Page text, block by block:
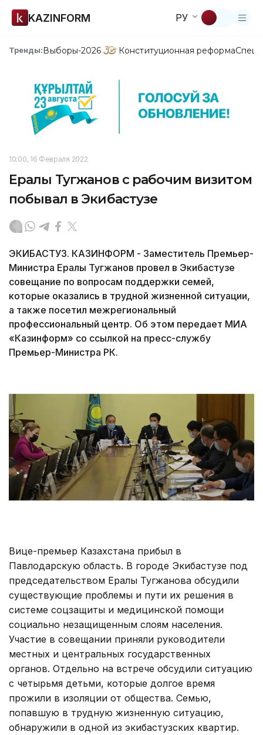
KAZINFORM РУ
Тренды:Выборы-2026 Конституционная реформа
10:00, 16 Февраля 2022
Ералы Тугжанов с рабочим визитом
побывал в Экибастузе
ЭКИБАСТУЗ. КАЗИНФОРМ - Заместитель Премьер-
Министра Ералы Тугжанов провел в Экибастузе
совещание по вопросам поддержки семей,
которые оказались в трудной жизненной ситуации,
а также посетил межрегиональный
профессиональный центр. Об этом передает МИА
«Казинформ» со ссылкой на пресс-службу
Премьер-Министра РК.
Вице-премьер Казахстана прибыл в
Павлодарскую область. В городе Экибастузе под
председательством Ералы Тугжанова обсудили
существующие проблемы и пути их решения в
системе соцзащиты и медицинской помощи
социально незащищенным слоям населения.
Участие в совещании приняли руководители
местных и центральных государственных
органов. Отдельно на встрече обсудили ситуацию
с четырьмя детьми, которые долгое время
прожили в изоляции от общества. Семью,
попавшую в трудную жизненную ситуацию,
обнаружили в одной из экибастузских квартир.